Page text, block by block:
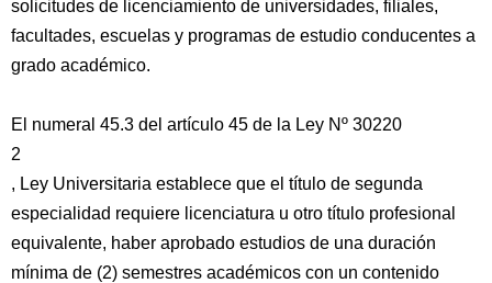
solicitudes de licenciamiento de universidades, filiales,
facultades, escuelas y programas de estudio conducentes a
grado académico.
El numeral 45.3 del artículo 45 de la Ley Nº 30220
2
, Ley Universitaria establece que el título de segunda
especialidad requiere licenciatura u otro título profesional
equivalente, haber aprobado estudios de una duración
mínima de (2) semestres académicos con un contenido